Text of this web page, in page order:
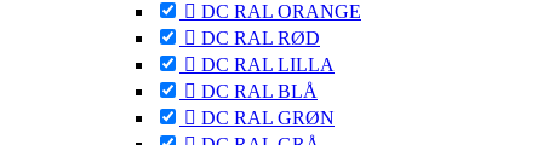
 DC RAL ORANGE
 DC RAL RØD
 DC RAL LILLA
 DC RAL BLÅ
 DC RAL GRØN